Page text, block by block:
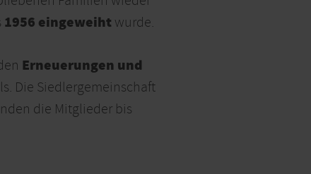
1956 eingeweiht wurde.
Erneuerungen und
Die Siedlergemeinschaft
die Mitglieder bis